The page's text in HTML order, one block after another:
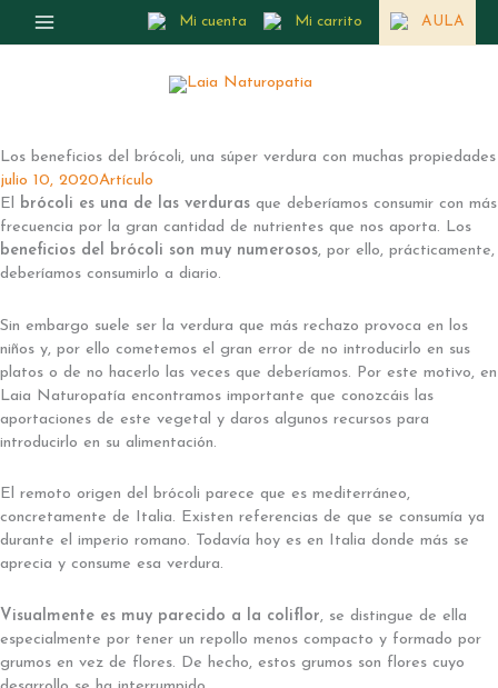
Mi cuenta Mi carrito AULA
Los beneficios del brócoli, una súper verdura con muchas propiedades
julio 10, 2020Artículo
El brócoli es una de las verduras que deberíamos consumir con más
frecuencia por la gran cantidad de nutrientes que nos aporta. Los
beneficios del brócoli son muy numerosos, por ello, prácticamente,
deberíamos consumirlo a diario.
Sin embargo suele ser la verdura que más rechazo provoca en los
niños y, por ello cometemos el gran error de no introducirlo en sus
platos o de no hacerlo las veces que deberíamos. Por este motivo, en
Laia Naturopatía encontramos importante que conozcáis las
aportaciones de este vegetal y daros algunos recursos para
introducirlo en su alimentación.
El remoto origen del brócoli parece que es mediterráneo,
concretamente de Italia. Existen referencias de que se consumía ya
durante el imperio romano. Todavía hoy es en Italia donde más se
aprecia y consume esa verdura.
Visualmente es muy parecido a la coliflor, se distingue de ella
especialmente por tener un repollo menos compacto y formado por
grumos en vez de flores. De hecho, estos grumos son flores cuyo